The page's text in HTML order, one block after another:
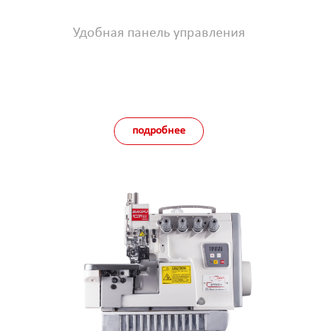
Удобная панель управления
подробнее